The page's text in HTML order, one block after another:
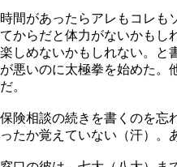
時間があったらアレもコレも
てからだと体力がないかもし
楽しめないかもしれない。と
が悪いのに太極拳を始めた。
だ。
保険相談の続きを書くのを忘
ったか覚えていない（汗）。